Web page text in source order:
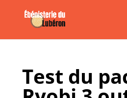
Test du